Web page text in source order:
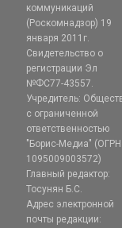
коммуникаций
(Роскомнадзор) 19
января 2011г.
Свидетельство о
регистрации Эл
№ФС77-43557.
Учредитель:
с ограниченной
ответственностью
"Борис-Медиа" (ОГРН
1095009003572)
Главный редактор:
Тосунян Б.С.
Адрес электронной
почты редакции: